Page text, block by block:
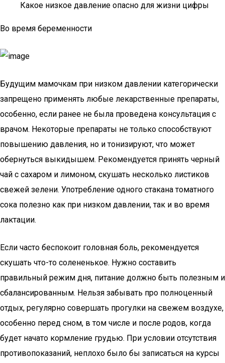
Какое низкое давление опасно для жизни цифры
Во время беременности
Будущим мамочкам при низком давлении категорически
запрещено применять любые лекарственные препараты,
особенно, если ранее не была проведена консультация с
врачом. Некоторые препараты не только способствуют
повышению давления, но и тонизируют, что может
обернуться выкидышем. Рекомендуется принять черный
чай с сахаром и лимоном, скушать несколько листиков
свежей зелени. Употребление одного стакана томатного
сока полезно как при низком давлении, так и во время
лактации.
Если часто беспокоит головная боль, рекомендуется
скушать что-то солененькое. Нужно составить
правильный режим дня, питание должно быть полезным и
сбалансированным. Нельзя забывать про полноценный
отдых, регулярно совершать прогулки на свежем воздухе,
особенно перед сном, в том числе и после родов, когда
будет начато кормление грудью. При условии отсутствия
противопоказаний, неплохо было бы записаться на курсы